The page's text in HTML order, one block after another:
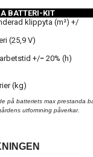
BATTERI-KIT
klippyta (m²) +/
(25,9 V)
+/− 20% (h)
(kg)
på batteriets max prestanda
utformning påverkar.